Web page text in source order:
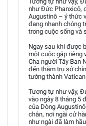
như Đức Phanxicô,
Augustinô – ý thức
đang nhanh chóng
trong cuộc sống và
Ngay sau khi được
một cuộc gặp riêng
Cha người Tây Ban
đến thăm trụ sở
tường thành
Tương tự như vậy,
vào ngày 8 tháng 5
của Dòng
chân, nơi ngài cử
như ngài đã làm